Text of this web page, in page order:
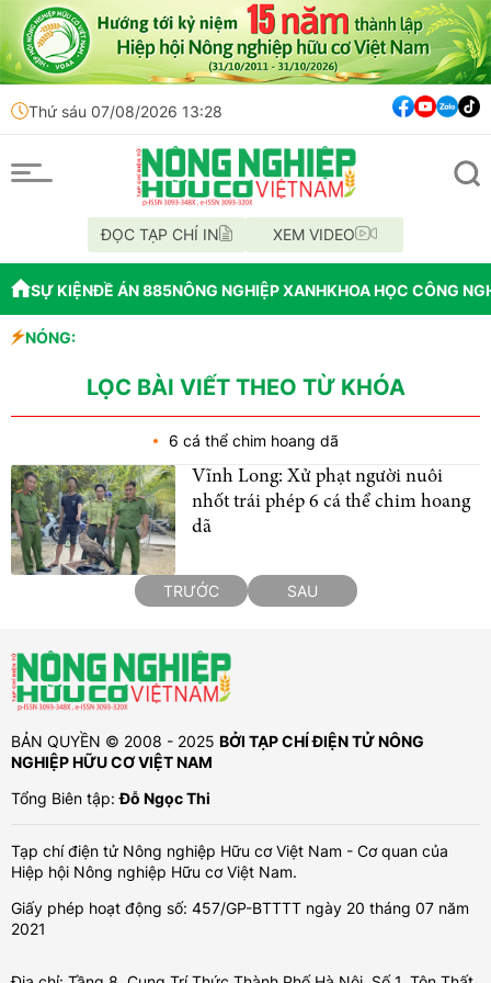
Thứ sáu 07/08/2026 13:28
ĐỌC TẠP CHÍ IN XEM VIDEO
SỰ KIỆNĐỀ ÁN 885NÔNG NGHIỆP XANHKHOA HỌC CÔNG
NÓNG:
LỌC BÀI VIẾT THEO TỪ KHÓA
6 cá thể chim hoang dã
Vĩnh Long: Xử phạt người nuôi
nhốt trái phép 6 cá thể chim hoang
dã
TRƯỚC SAU
BẢN QUYỀN © 2008 - 2025 BỞI TẠP CHÍ ĐIỆN TỬ NÔNG
NGHIỆP HỮU CƠ VIỆT NAM
Tổng Biên tập:Đỗ Ngọc Thi
Tạp chí điện tử Nông nghiệp Hữu cơ Việt Nam - Cơ quan của
Hiệp hội Nông nghiệp Hữu cơ Việt Nam.
Giấy phép hoạt động số: 457/GP-BTTTT ngày 20 tháng 07 năm
2021